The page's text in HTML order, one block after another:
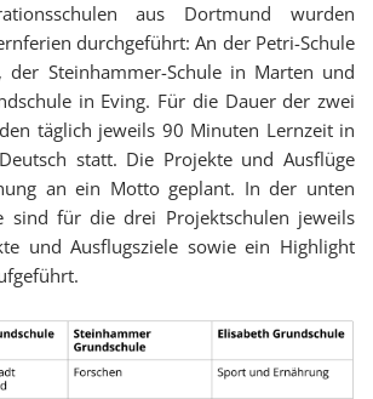
aus Dortmund wurden
durchgeführt: An der Petri-Schule
der Steinhammer-Schule in Marten und
in Eving. Für die Dauer der zwei
täglich jeweils 90 Minuten Lernzeit in
statt. Die Projekte und Ausflüge
an ein Motto geplant. In der unten
sind für die drei Projektschulen jeweils
und Ausflugsziele sowie ein Highlight